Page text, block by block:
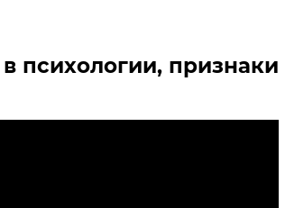
психологии, признаки